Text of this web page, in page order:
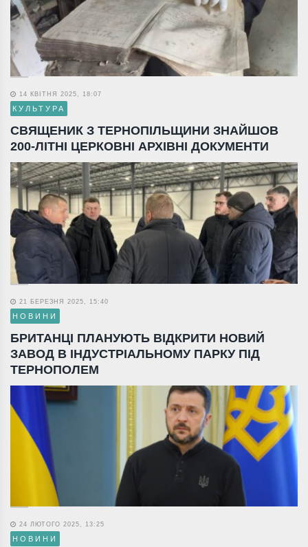
14 КВІТНЯ 2025, 18:07
КУЛЬТУРА
СВЯЩЕНИК З ТЕРНОПІЛЬЩИНИ ЗНАЙШОВ
200-ЛІТНІ ЦЕРКОВНІ АРХІВНІ ДОКУМЕНТИ
21 БЕРЕЗНЯ 2025, 15:40
НОВИНИ
БРИТАНЦІ ПЛАНУЮТЬ ВІДКРИТИ НОВИЙ
ЗАВОД В ІНДУСТРІАЛЬНОМУ ПАРКУ ПІД
ТЕРНОПОЛЕМ
24 ЛЮТОГО 2025, 13:25
НОВИНИ